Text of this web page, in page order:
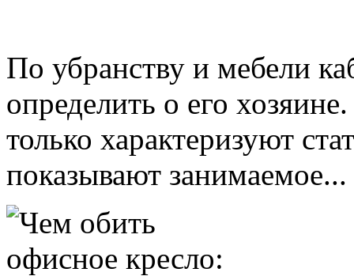
По убранству и мебели
определить о его
только характеризуют
показывают занимаемое...